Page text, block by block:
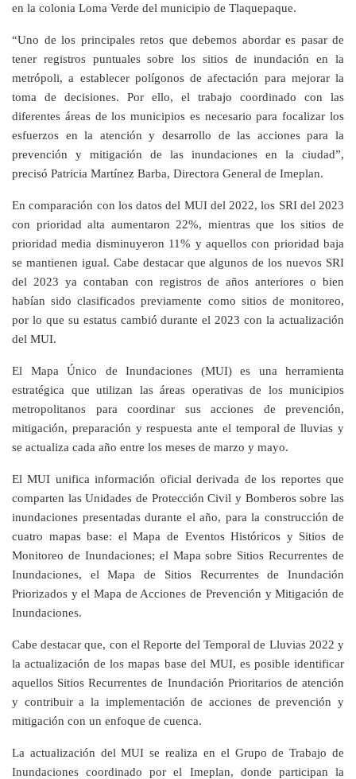
en la colonia Loma Verde del municipio de Tlaquepaque.
“Uno de los principales retos que debemos abordar es pasar de
tener registros puntuales sobre los sitios de inundación en la
metrópoli, a establecer polígonos de afectación para mejorar la
toma de decisiones. Por ello, el trabajo coordinado con las
diferentes áreas de los municipios es necesario para focalizar los
esfuerzos en la atención y desarrollo de las acciones para la
prevención y mitigación de las inundaciones en la ciudad”,
precisó Patricia Martínez Barba, Directora General de Imeplan.
En comparación con los datos del MUI del 2022, los SRI del 2023
con prioridad alta aumentaron 22%, mientras que los sitios de
prioridad media disminuyeron 11% y aquellos con prioridad baja
se mantienen igual. Cabe destacar que algunos de los nuevos SRI
del 2023 ya contaban con registros de años anteriores o bien
habían sido clasificados previamente como sitios de monitoreo,
por lo que su estatus cambió durante el 2023 con la actualización
del MUI.
El Mapa Único de Inundaciones (MUI) es una herramienta
estratégica que utilizan las áreas operativas de los municipios
metropolitanos para coordinar sus acciones de prevención,
mitigación, preparación y respuesta ante el temporal de lluvias y
se actualiza cada año entre los meses de marzo y mayo.
El MUI unifica información oficial derivada de los reportes que
comparten las Unidades de Protección Civil y Bomberos sobre las
inundaciones presentadas durante el año, para la construcción de
cuatro mapas base: el Mapa de Eventos Históricos y Sitios de
Monitoreo de Inundaciones; el Mapa sobre Sitios Recurrentes de
Inundaciones, el Mapa de Sitios Recurrentes de Inundación
Priorizados y el Mapa de Acciones de Prevención y Mitigación de
Inundaciones.
Cabe destacar que, con el Reporte del Temporal de Lluvias 2022 y
la actualización de los mapas base del MUI, es posible identificar
aquellos Sitios Recurrentes de Inundación Prioritarios de atención
y contribuir a la implementación de acciones de prevención y
mitigación con un enfoque de cuenca.
La actualización del MUI se realiza en el Grupo de Trabajo de
Inundaciones coordinado por el Imeplan, donde participan la